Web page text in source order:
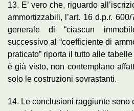
13. E’ vero che, riguardo
ammortizzabili, l’art. 16 d.p.r.
generale di “ciascun
successivo al “coefficiente di
praticato” riporta il tutto alle
è già visto, non contemplano
solo le costruzioni sovrastanti.
14. Le conclusioni raggiunte sono